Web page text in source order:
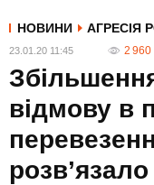
НОВИНИ АГРЕСІЯ
23.01.20 11:45 2 960
відмову в